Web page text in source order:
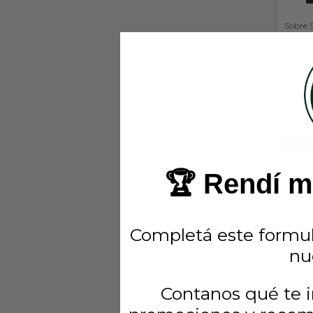
Sobre
🏆 Rendí
Completá este
Contanos qué te